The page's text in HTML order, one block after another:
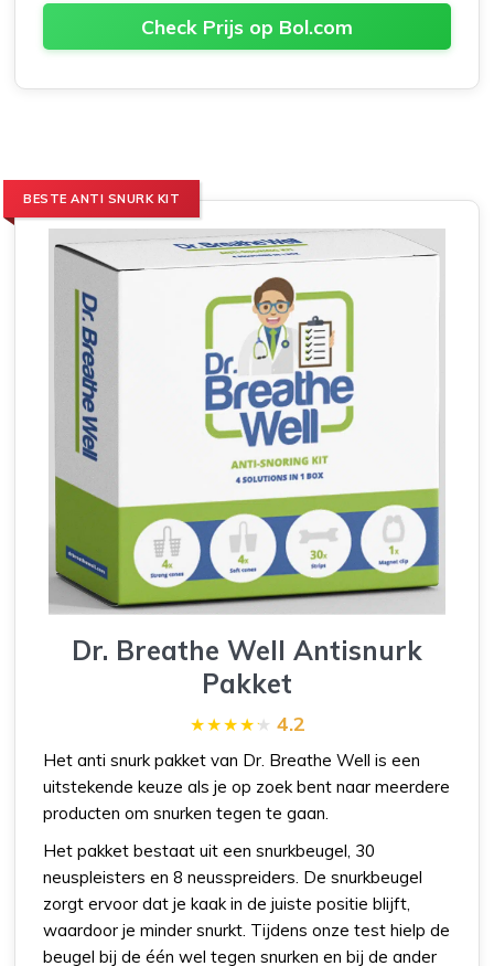
Check Prijs op Bol.com
BESTE ANTI SNURK KIT
Dr. Breathe Well Antisnurk
Pakket
4.2
Het anti snurk pakket van Dr. Breathe Well is een
uitstekende keuze als je op zoek bent naar meerdere
producten om snurken tegen te gaan.
Het pakket bestaat uit een snurkbeugel, 30
neuspleisters en 8 neusspreiders. De snurkbeugel
zorgt ervoor dat je kaak in de juiste positie blijft,
waardoor je minder snurkt. Tijdens onze test hielp de
beugel bij de één wel tegen snurken en bij de ander